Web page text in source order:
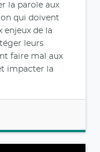
la parole aux
qui doivent
enjeux de la
leurs
faire mal aux
impacter la